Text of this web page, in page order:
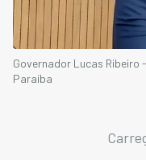
Governador Lucas
Paraíba